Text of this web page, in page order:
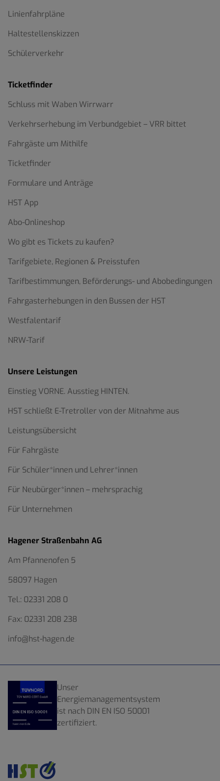
Linienfahrpläne
Haltestellenskizzen
Schülerverkehr
Ticketfinder
Schluss mit Waben Wirrwarr
Verkehrserhebung im Verbundgebiet – VRR bittet
Fahrgäste um Mithilfe
Ticketfinder
Formulare und Anträge
HST App
Abo-Onlineshop
Wo gibt es Tickets zu kaufen?
Tarifgebiete, Regionen & Preisstufen
Tarifbestimmungen, Beförderungs- und Abobedingungen
Fahrgasterhebungen in den Bussen der HST
Westfalentarif
NRW-Tarif
Unsere Leistungen
Einstieg VORNE. Ausstieg HINTEN.
HST schließt E-Tretroller von der Mitnahme aus
Leistungsübersicht
Für Fahrgäste
Für Schüler*innen und Lehrer*innen
Für Neubürger*innen – mehrsprachig
Für Unternehmen
Hagener Straßenbahn AG
Am Pfannenofen 5
58097 Hagen
Tel.: 02331 208 0
Fax: 02331 208 238
info@hst-hagen.de
Unser
Energiemanagementsystem
ist nach DIN EN ISO 50001
zertifiziert.